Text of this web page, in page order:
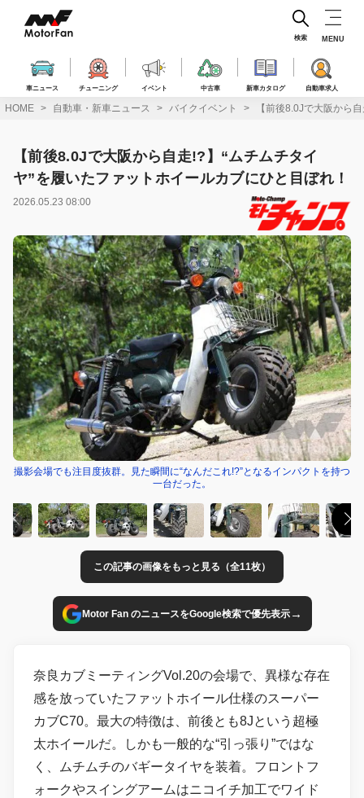
ス
車ニュース チューニング イベント 中古車 新車カタログ 自動車求人
検索 MENU
HOME 自動車・新車ニュース バイクイベント 【前後8.0Jで大阪から
【前後8.0Jで大阪から自走!?】“ムチムチタイ
ヤ”を履いたファットホイールカブにひと目ぼれ！
2026.05.23 08:00
撮影会場でも注目度抜群。見た瞬間に“なんだこれ!?”となるインパクトを持つ
一台だった。
この記事の画像をもっと見る（全11枚）
Motor Fan のニュースをGoogle検索で優先表示→
奈良カブミーティングVol.20の会場で、異様な存在
感を放っていたファットホイール仕様のスーパー
カブC70。最大の特徴は、前後とも8Jという超極
太ホイールだ。しかも一般的な“引っ張り”ではな
く、ムチムチのバギータイヤを装着。フロントフ
ォークやスイングアームはニコイチ加工でワイド